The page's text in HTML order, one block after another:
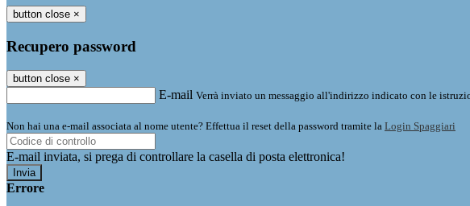
button close ×
Recupero password
button close ×
E-mail Verrà inviato un messaggio all'indirizzo indicato con le
Non hai una e-mail associata al nome utente? Effettua il reset della password tramite la Login Spaggiari
E-mail inviata, si prega di controllare la casella di posta elettronica!
Errore